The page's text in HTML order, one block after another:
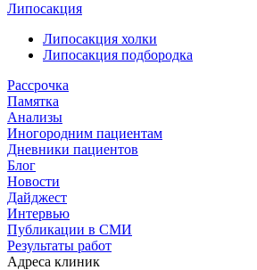
Липосакция
Липосакция холки
Липосакция подбородка
Рассрочка
Памятка
Анализы
Иногородним пациентам
Дневники пациентов
Блог
Новости
Дайджест
Интервью
Публикации в СМИ
Результаты работ
Адреса клиник